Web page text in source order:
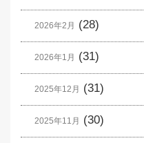
2026年2月 (28)
2026年1月 (31)
2025年12月 (31)
2025年11月 (30)